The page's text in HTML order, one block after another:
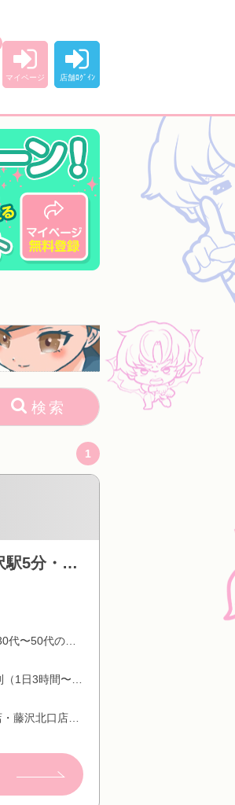
マイページ 店舗ﾛｸﾞｲﾝ
検索
1
日給１０万円も夢じゃない！！メンズエステ初めてでも大丈夫♪｜藤沢駅5分・年齢関係なく働いていただけます♪
神奈川県藤沢市（藤沢南口店・藤沢北口店・港南中央店）